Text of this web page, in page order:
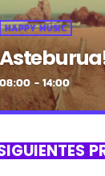
HAPPY MUSIC
08:00 - 14:00